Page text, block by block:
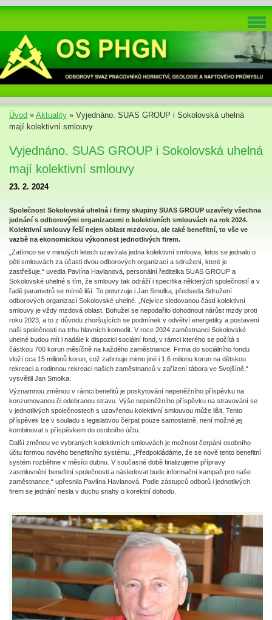
Úvod » Aktuality » Vyjednáno. SUAS GROUP i Sokolovská uhelná
mají kolektivní smlouvy
Vyjednáno. SUAS GROUP i Sokolovská uhelná
mají kolektivní smlouvy
23. 2. 2024
Společnost Sokolovská uhelná i firmy skupiny SUAS GROUP uzavřely všechna
jednání s odborovými organizacemi o kolektivních smlouvách na rok 2024.
Kolektivní smlouvy řeší nejen oblast mzdovou, ale také benefitní, to vše ve
vazbě na ekonomickou výkonnost jednotlivých firem.
„Zatímco se v minulých letech uzavírala jedna kolektivní smlouva, letos se jednalo o
pěti smlouvách za účasti dvou odborových organizací a sdružení, které je
zastřešuje,“ uvedla Pavlína Havlanová, personální ředitelka SUAS GROUP a
Sokolovské uhelné s tím, že smlouvy tak odráží i specifika některých společností a v
řadě parametrů se mírně liší. To potvrzuje i Jan Smolka, předseda Sdružení
odborových organizací Sokolovské uhelné. „Nejvíce sledovanou částí kolektivní
smlouvy je vždy mzdová oblast. Bohužel se nepodařilo dohodnout nárůst mzdy proti
roku 2023, a to z důvodu zhoršujících se podmínek v odvětví energetiky a postavení
naši společnosti na trhu hlavních komodit. V roce 2024 zaměstnanci Sokolovské
uhelné budou mít i nadále k dispozici sociální fond, v rámci kterého se počítá s
částkou 700 korun měsíčně na každého zaměstnance. Firma do sociálního fondu
vloží cca 15 milionů korun, což zahrnuje mimo jiné i 1,6 milionu korun na dětskou
rekreaci a rodinnou rekreaci našich zaměstnanců v zařízení tábora ve Svojšíně,“
vysvětlil Jan Smolka.
Významnou změnou v rámci benefitů je poskytování nepeněžního příspěvku na
konzumovanou či odebranou stravu. Výše nepeněžního příspěvku na stravování se
v jednotlivých společnostech s uzavřenou kolektivní smlouvou může lišit. Tento
příspěvek lze v souladu s legislativou čerpat pouze samostatně, není možné jej
kombinovat s příspěvkem do osobního účtu.
Další změnou ve vybraných kolektivních smlouvách je možnost čerpání osobního
účtu formou nového benefitního systému. „Předpokládáme, že se nově tento benefitní
systém rozběhne v měsíci dubnu. V současné době finalizujeme přípravy
zasmluvnění benefitní společnosti a následovat bude informační kampaň pro naše
zaměstnance,“ upřesnila Pavlína Havlanová. Podle zástupců odborů i jednotlivých
firem se jednání nesla v duchu snahy o korektní dohodu.